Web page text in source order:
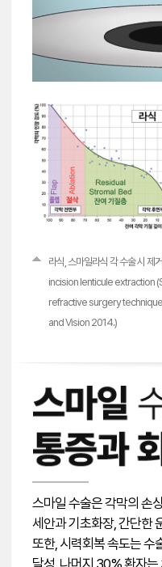
라식, 스마일라식 각 수술 시
incision lenticule extraction
refractive surgery
and Vision 2014.)
스마일 수술은 각막의 손
세안과 기초화장, 간단한
또한, 시력회복 속도는 수